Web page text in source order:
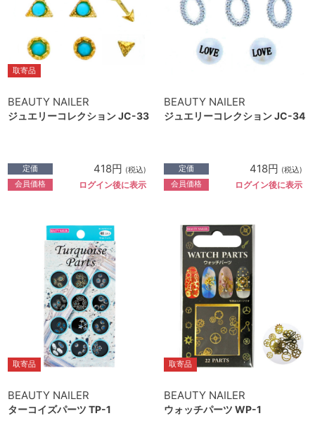
取寄品
BEAUTY NAILER
ジュエリーコレクション JC-33
定価 418円 (税込)
会員価格 ログイン後に表示
BEAUTY NAILER
ジュエリーコレクション JC-34
定価 418円 (税込)
会員価格 ログイン後に表示
取寄品
BEAUTY NAILER
ターコイズパーツ TP-1
取寄品
BEAUTY NAILER
ウォッチパーツ WP-1